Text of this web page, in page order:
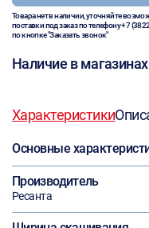
Товара нет в наличии, уточняйте
поставки под заказ по телефону+7
по кнопке "Заказать звонок"
Наличие в магазинах
Характеристики
Основные
Производитель
Ресанта